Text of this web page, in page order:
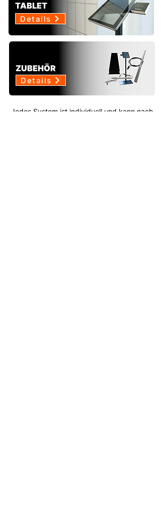
Details
TABLET
Details
ZUBEHÖR
Jedes System ist individuell und kann nach